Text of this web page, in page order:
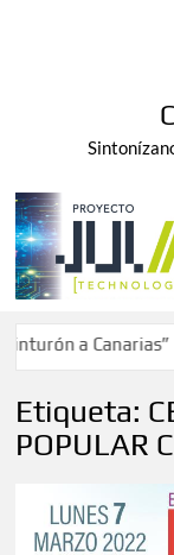
a Canarias”
Etiqueta:
POPULAR